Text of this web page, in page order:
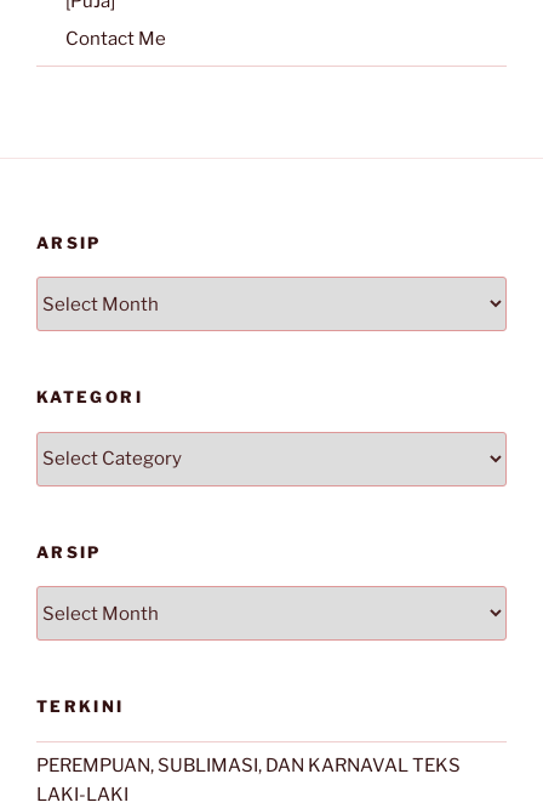
Contact Me
ARSIP
KATEGORI
Kategori
ARSIP
TERKINI
PEREMPUAN, SUBLIMASI, DAN KARNAVAL TEKS
LAKI-LAKI